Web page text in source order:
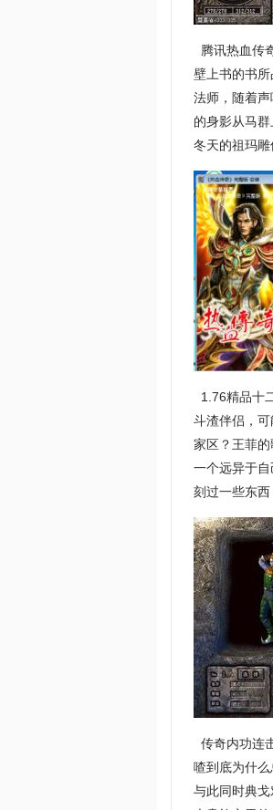
腾讯热血传
壁上书的书
法师，随着
的身影从马
冬天的祖玛雕
1.76精品十
斗渣伴侣，
家区？王菲
一个远异于
刻过一些东
传奇内功连
喳到底为什
与此同时典